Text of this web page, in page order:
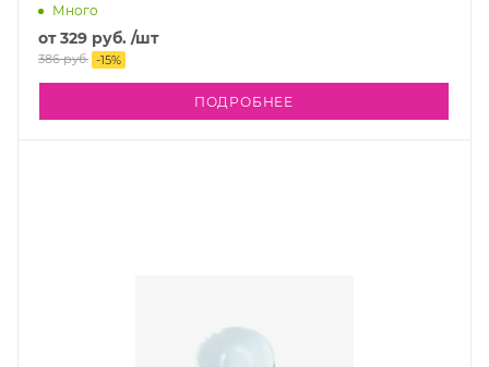
Много
от329 руб. /шт
386 руб. -15%
ПОДРОБНЕЕ